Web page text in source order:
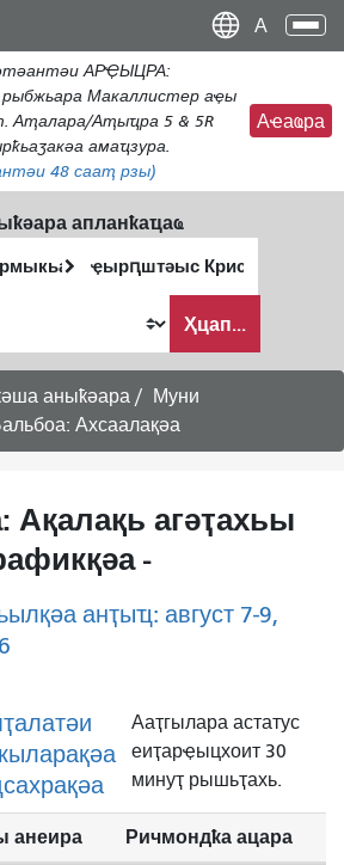
콘
텐
츠
로
건
너
뛰
기
АРҾЫЦРА:
рыбжьара Макаллистер аҿы
Аҭалара/Аҭыҵра 5 & 5R
амаҵзура.
48 сааҭ рзы)
Аҽаҩра
апланҟаҵаҩ
аҭыԥ
шԥасҭаху
Ҳцап...
аныҟәара
Муни
Ахсаалақәа
Ақалақь агәҭахьы
-
анҭыҵ: август 7-9,
Ааҭгылара астатус
еиҭарҿыцхоит 30
минуҭ рышьҭахь.
анеира Ричмондҟа ацара